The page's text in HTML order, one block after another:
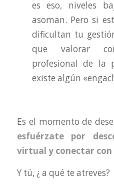
es eso, niveles
asoman. Pero si
dificultan tu
que valorar
profesional de la
existe algún
Es el momento de
esfuérzate por
virtual y conectar
Y tú, ¿ a qué te atreves?